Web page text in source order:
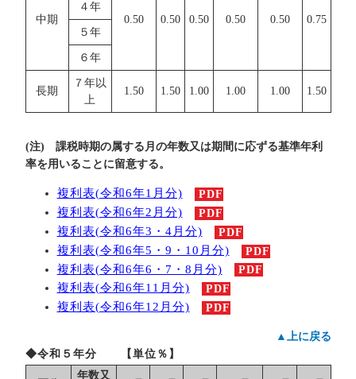
中期 0.50 0.50 0.50 0.50 0.50 0.75
４年
５年
６年
長期
７年以
上
1.50 1.50 1.00 1.00 1.00 1.50
(注) 課税時期の属する月の年数又は期間に応ずる基準年利
率を用いることに留意する。
複利表(令和6年1月分) PDF
複利表(令和6年2月分) PDF
複利表(令和6年3・4月分) PDF
複利表(令和6年5・9・10月分) PDF
複利表(令和6年6・7・8月分) PDF
複利表(令和6年11月分) PDF
複利表(令和6年12月分) PDF
▲上に戻る
◆令和５年分 【単位％】
年数又